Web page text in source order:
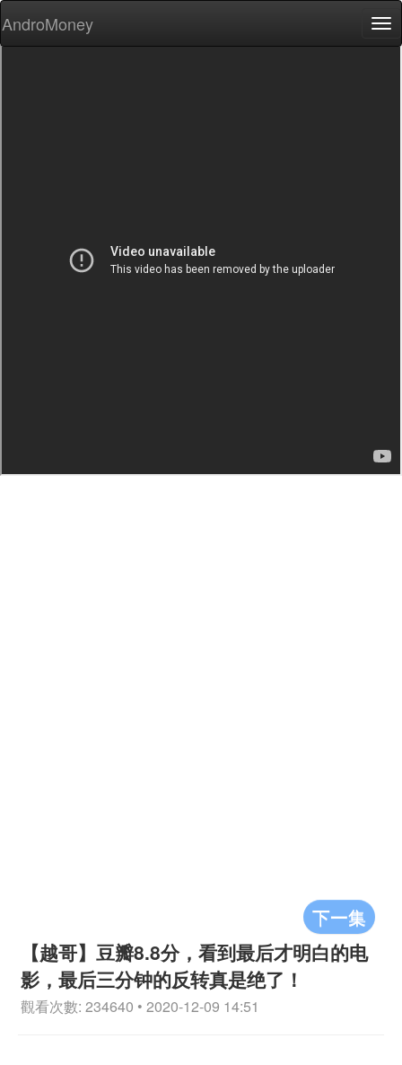
AndroMoney
下一集
【越哥】豆瓣8.8分，看到最后才明白的电
影，最后三分钟的反转真是绝了！
觀看次數: 234640 • 2020-12-09 14:51